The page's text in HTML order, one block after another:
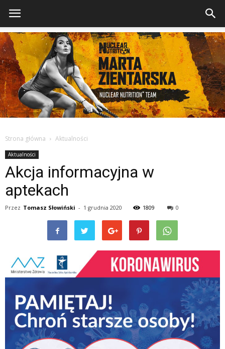
Strona główna Aktualności
Aktualności
Akcja informacyjna w
aptekach
Przez Tomasz Słowiński - 1 grudnia 2020 1809 0